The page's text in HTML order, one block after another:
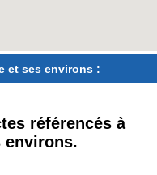
et ses environs :
référencés à
environs.